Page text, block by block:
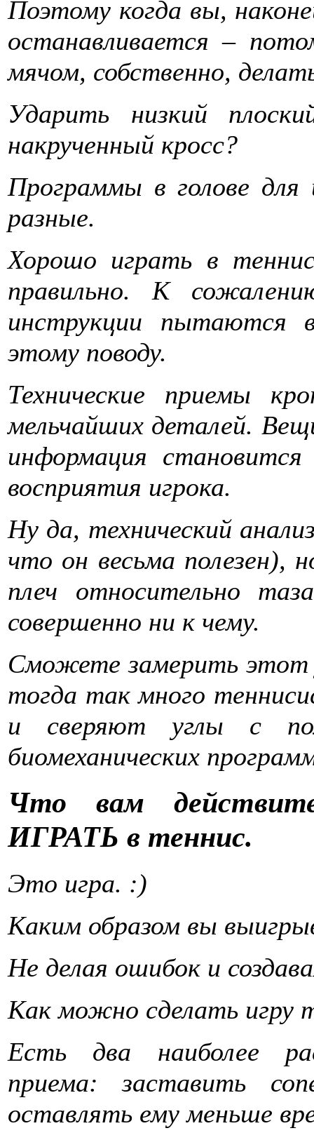
Поэтому когда вы,
останавливается –
мячом, собственно,
Ударить низкий
накрученный кросс?
Программы в голове для
разные.
Хорошо играть в
правильно. К
инструкции пытаются
этому поводу.
Технические приемы
мельчайших деталей.
информация становится
восприятия игрока.
Ну да, технический
что он весьма полезен),
плеч относительно
совершенно ни к чему.
Сможете замерить этот
тогда так много
и сверяют углы с
биомеханических
Что вам
ИГРАТЬ в теннис.
Это игра. :)
Каким образом вы
Не делая ошибок и
Как можно сделать игру
Есть два наиболее
приема: заставить
оставлять ему меньше